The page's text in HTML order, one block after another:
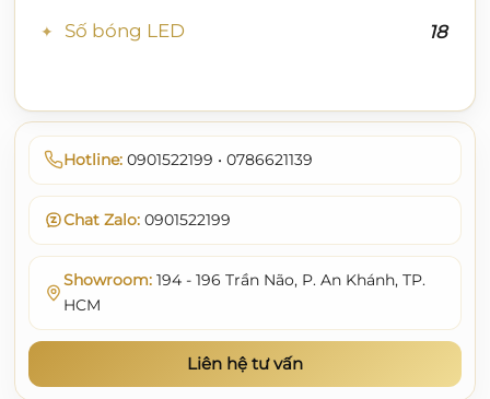
Số bóng LED 18
Hotline: 0901522199 • 0786621139
Chat Zalo: 0901522199
Showroom: 194 - 196 Trần Não, P. An Khánh, TP.
HCM
Liên hệ tư vấn